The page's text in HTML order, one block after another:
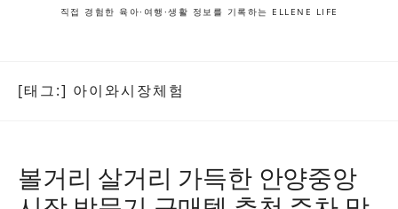
직접 경험한 육아·여행·생활 정보를 기록하는 ELLENE LIFE
[태그:] 아이와시장체험
볼거리 살거리 가득한 안양중앙